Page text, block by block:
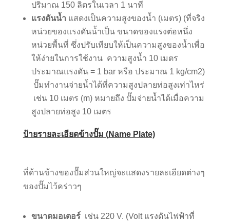
ปริมาณ 150 ลิตรในเวลา 1 นาที
แรงดันน้ำ แสดงเป็นความสูงของน้ำ (เมตร) (ที่จริง
หน่วยของแรงดันน้ำเป็น ขนาดของแรงต่อหนึ่ง
หน่วยพื้นที่ ซึ่งปรับเทียบให้เป็นความสูงของน้ำเพื่อ
ให้ง่ายในการใช้งาน ความสูงน้ำ 10 เมตร
ประมาณแรงดัน = 1 bar หรือ ประมาณ 1 kg/cm2)
ปั๊มทำงานจ่ายน้ำได้ที่ความสูงปลายท่อสูงเท่าไหร่
เช่น 10 เมตร (m) หมายถึง ปั๊มจ่ายน้ำได้เมื่อความ
สูงปลายท่อสูง 10 เมตร
ป้ายรายละเอียดข้างปั๊ม (Name Plate)
ที่ด้านข้างของปั๊มส่วนใหญ่จะแสดงรายละเอียดต่างๆ
ของปั๊มไว้คร่าวๆ
ขนาดมอเตอร์เช่น 220 V. (Volt แรงดันไฟฟ้าที่